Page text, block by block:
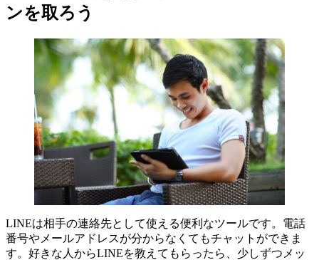
ンを取ろう
LINEは相手の連絡先として使える便利なツールです。電話
番号やメールアドレスが分からなくてもチャットができま
す。好きな人からLINEを教えてもらったら、少しずつメッ